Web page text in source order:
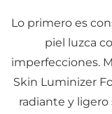
Lo primero es
piel luzca
imperfecciones.
Skin Luminizer
radiante y ligero